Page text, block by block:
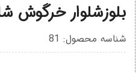
بلوزشلوار خرگوش
شناسه محصول: 81